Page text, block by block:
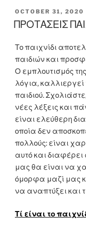
POSTED
ON
OCTOBER 31, 2020
ΠΡΟΤΑΣΕΙΣ
Το παιχνίδι
παιδιών και
Ο εμπλουτισμός
λόγια, καλλιεργεί
παιδιού.
νέες λέξεις και
είναι ελεύθερη
οποία δεν
πολλούς: είναι
αυτό και
μας θα είναι να
όμορφα μαζί μας
να αναπτύξει και
Τί είναι το